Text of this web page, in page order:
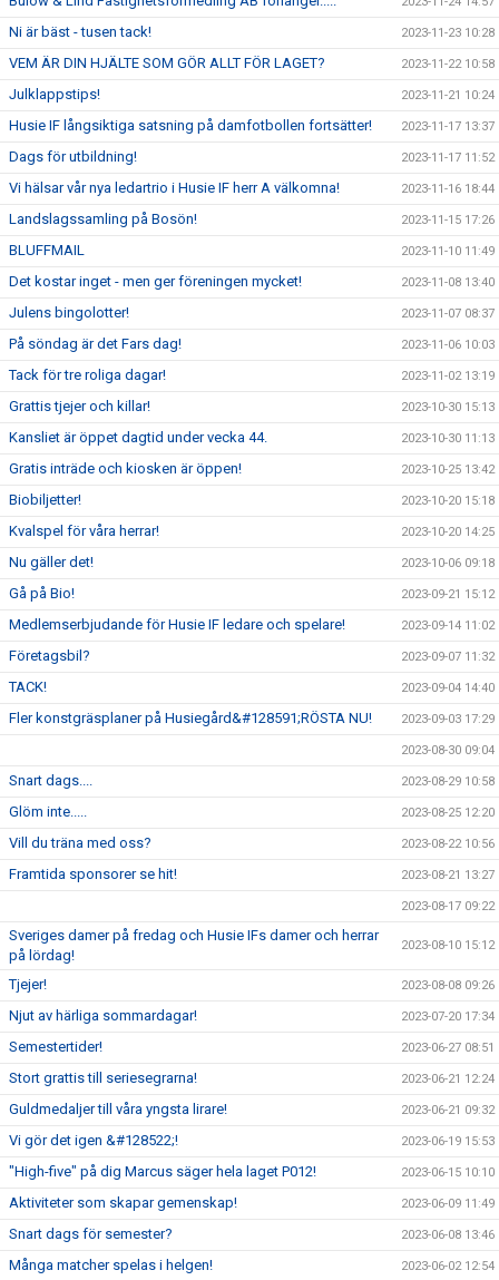
Ni är bäst - tusen tack! 2023-11-23 10:28
VEM ÄR DIN HJÄLTE SOM GÖR ALLT FÖR LAGET? 2023-11-22 10:58
Julklappstips! 2023-11-21 10:24
Husie IF långsiktiga satsning på damfotbollen fortsätter! 2023-11-17 13:37
Dags för utbildning! 2023-11-17 11:52
Vi hälsar vår nya ledartrio i Husie IF herr A välkomna! 2023-11-16 18:44
Landslagssamling på Bosön! 2023-11-15 17:26
BLUFFMAIL 2023-11-10 11:49
Det kostar inget - men ger föreningen mycket! 2023-11-08 13:40
Julens bingolotter! 2023-11-07 08:37
På söndag är det Fars dag! 2023-11-06 10:03
Tack för tre roliga dagar! 2023-11-02 13:19
Grattis tjejer och killar! 2023-10-30 15:13
Kansliet är öppet dagtid under vecka 44. 2023-10-30 11:13
Gratis inträde och kiosken är öppen! 2023-10-25 13:42
Biobiljetter! 2023-10-20 15:18
Kvalspel för våra herrar! 2023-10-20 14:25
Nu gäller det! 2023-10-06 09:18
Gå på Bio! 2023-09-21 15:12
Medlemserbjudande för Husie IF ledare och spelare! 2023-09-14 11:02
Företagsbil? 2023-09-07 11:32
TACK! 2023-09-04 14:40
Fler konstgräsplaner på Husiegård&#128591;RÖSTA NU! 2023-09-03 17:29
2023-08-30 09:04
Snart dags.... 2023-08-29 10:58
Glöm inte..... 2023-08-25 12:20
Vill du träna med oss? 2023-08-22 10:56
Framtida sponsorer se hit! 2023-08-21 13:27
2023-08-17 09:22
Sveriges damer på fredag och Husie IFs damer och herrar
på lördag!
2023-08-10 15:12
Tjejer! 2023-08-08 09:26
Njut av härliga sommardagar! 2023-07-20 17:34
Semestertider! 2023-06-27 08:51
Stort grattis till seriesegrarna! 2023-06-21 12:24
Guldmedaljer till våra yngsta lirare! 2023-06-21 09:32
Vi gör det igen &#128522;! 2023-06-19 15:53
"High-five" på dig Marcus säger hela laget P012! 2023-06-15 10:10
Aktiviteter som skapar gemenskap! 2023-06-09 11:49
Snart dags för semester? 2023-06-08 13:46
Många matcher spelas i helgen! 2023-06-02 12:54